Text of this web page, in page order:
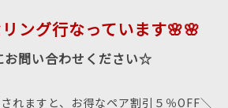
ング行なっています🌸🌸
お問い合わせください☆
れますと、お得なペア割引５％OFF＼